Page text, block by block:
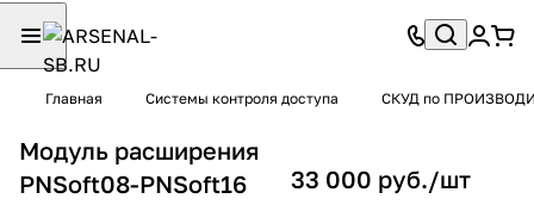
Главная Системы контроля доступа СКУД по
Модуль расширения
PNSoft08-PNSoft16
33 000 руб./шт